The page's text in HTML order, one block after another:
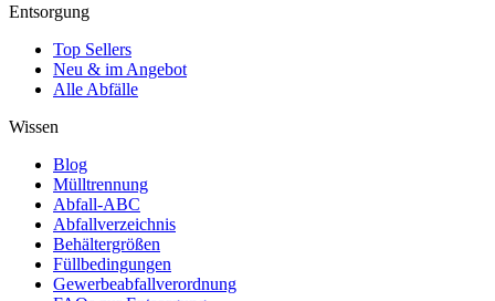
Entsorgung
Top Sellers
Neu & im Angebot
Alle Abfälle
Wissen
Blog
Mülltrennung
Abfall-ABC
Abfallverzeichnis
Behältergrößen
Füllbedingungen
Gewerbeabfallverordnung